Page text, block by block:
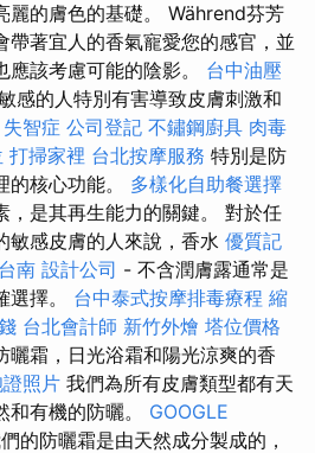
麗的膚色的基礎。 Während芬芳
帶著宜人的香氣寵愛您的感官，並
該考慮可能的陰影。 台中油壓
感的人特別有害導致皮膚刺激和
失智症 公司登記 不鏽鋼廚具 肉毒
打掃家裡 台北按摩服務 特別是防
的核心功能。 多樣化自助餐選擇
，是其再生能力的關鍵。 對於任
敏感皮膚的人來說，香水 優質記
南 設計公司 - 不含潤膚露通常是
選擇。 台中泰式按摩排毒療程 縮
台北會計師 新竹外燴 塔位價格
曬霜，日光浴霜和陽光涼爽的香
照片 我們為所有皮膚類型都有天
和有機的防曬。 GOOGLE
的防曬霜是由天然成分製成的，